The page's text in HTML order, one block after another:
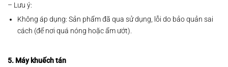
– Lưu ý:
Không áp dụng: Sản phẩm đã qua sử dụng, lỗi do bảo quản sai
cách (để nơi quá nóng hoặc ẩm ướt).
5. Máy khuếch tán